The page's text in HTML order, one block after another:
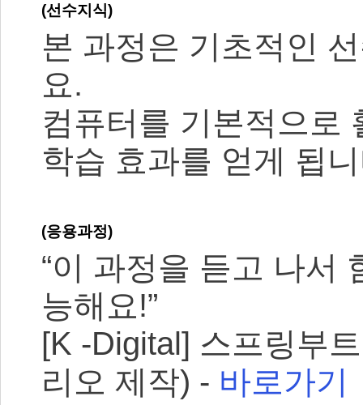
(선수지식)
본 과정은 기초적인
요.
컴퓨터를 기본적으로
학습 효과를 얻게 됩
(응용과정)
“이 과정을 듣고 나서
능해요!”
[K -Digital] 스프링부
리오 제작) - 바로가기